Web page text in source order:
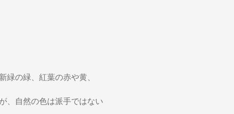
の緑、紅葉の赤や黄、
、自然の色は派手ではない